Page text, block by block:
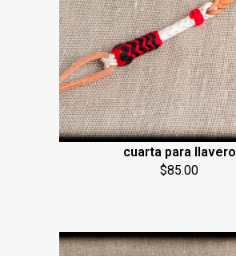
cuarta para llavero
$85.00